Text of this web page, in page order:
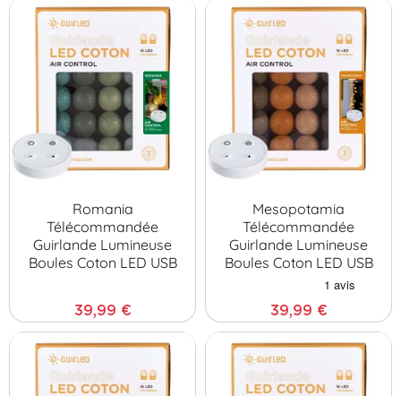
Romania
Télécommandée
Guirlande Lumineuse
Boules Coton LED USB
39,99 €
Mesopotamia
Télécommandée
Guirlande Lumineuse
Boules Coton LED USB
39,99 €